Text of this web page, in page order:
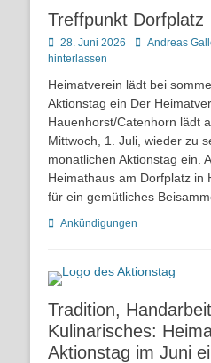
Treffpunkt Dorfplatz
Posted
on
28. Juni 2026 AutorAndreas
hinterlassen
Heimatverein lädt bei
Aktionstag ein Der
Hauenhorst/Catenhorn lädt
Mittwoch, 1. Juli, wieder zu
monatlichen Aktionstag ein.
Heimathaus am Dorfplatz in
für ein gemütliches
Kategorien
Ankündigungen
Tradition,
Kulinarisches:
Aktionstag im Juni